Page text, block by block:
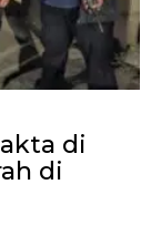
di
di